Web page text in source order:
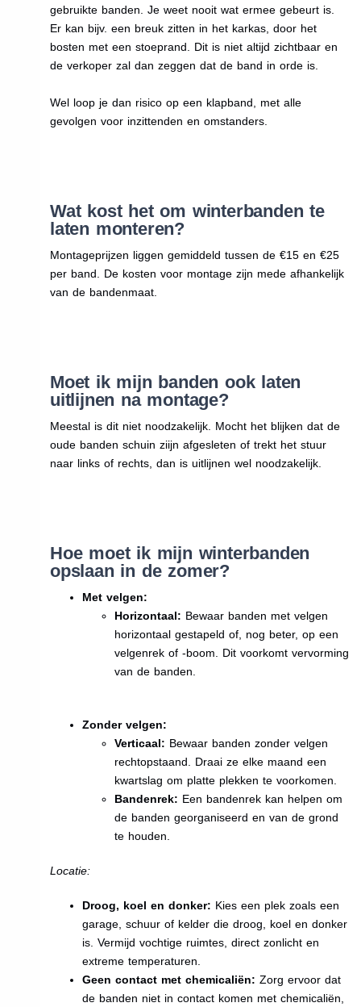
gebruikte banden. Je weet nooit wat ermee gebeurt is.
Er kan bijv. een breuk zitten in het karkas, door het
bosten met een stoeprand. Dit is niet altijd zichtbaar en
de verkoper zal dan zeggen dat de band in orde is.
Wel loop je dan risico op een klapband, met alle
gevolgen voor inzittenden en omstanders.
Wat kost het om winterbanden te
laten monteren?
Montageprijzen liggen gemiddeld tussen de €15 en €25
per band. De kosten voor montage zijn mede afhankelijk
van de bandenmaat.
Moet ik mijn banden ook laten
uitlijnen na montage?
Meestal is dit niet noodzakelijk. Mocht het blijken dat de
oude banden schuin ziijn afgesleten of trekt het stuur
naar links of rechts, dan is uitlijnen wel noodzakelijk.
Hoe moet ik mijn winterbanden
opslaan in de zomer?
Met velgen:
Horizontaal: Bewaar banden met velgen
horizontaal gestapeld of, nog beter, op een
velgenrek of -boom. Dit voorkomt vervorming
van de banden.
Zonder velgen:
Verticaal: Bewaar banden zonder velgen
rechtopstaand. Draai ze elke maand een
kwartslag om platte plekken te voorkomen.
Bandenrek: Een bandenrek kan helpen om
de banden georganiseerd en van de grond
te houden.
Locatie:
Droog, koel en donker: Kies een plek zoals een
garage, schuur of kelder die droog, koel en donker
is. Vermijd vochtige ruimtes, direct zonlicht en
extreme temperaturen.
Geen contact met chemicaliën: Zorg ervoor dat
de banden niet in contact komen met chemicaliën,